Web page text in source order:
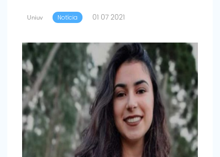
Uniuv Notícia 01 07 2021